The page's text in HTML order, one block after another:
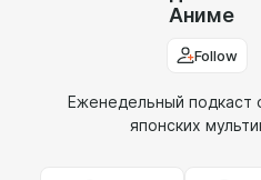
Аниме
Follow
Еженедельный подкаст
японских